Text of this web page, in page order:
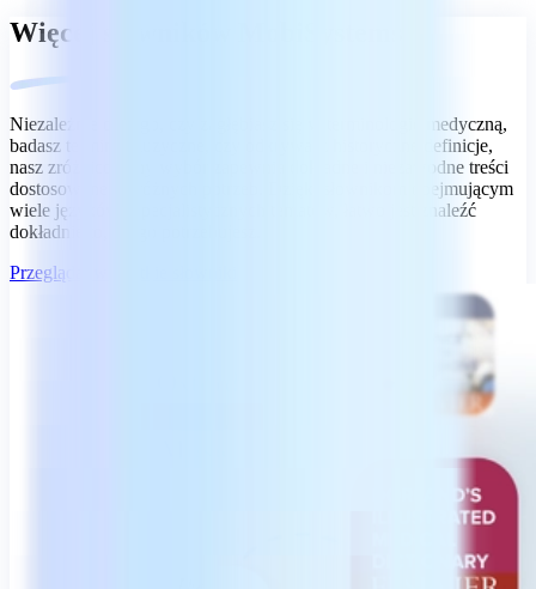
Więcej słowników MobiSystems
Niezależnie od tego, czy zagłębiasz się w terminologię medyczną,
badasz terminy muzyczne, czy odkrywasz historyczne definicje,
nasz zróżnicowany wybór zapewnia dokładne i niezawodne treści
dostosowane do różnych potrzeb. Dzięki słownikom obejmującym
wiele języków i specjalistycznych tematów, łatwo jest znaleźć
dokładnie to, czego potrzebujesz.
Przeglądaj wszystkie słowniki